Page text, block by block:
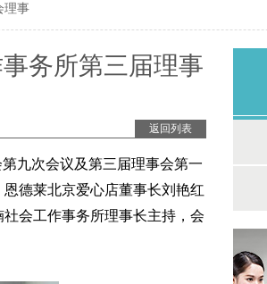
理事
务所第三届理事
返回列表
九次会议及第三届理事会第一
德莱北京爱心店董事长刘艳红
会工作事务所理事长主持，会